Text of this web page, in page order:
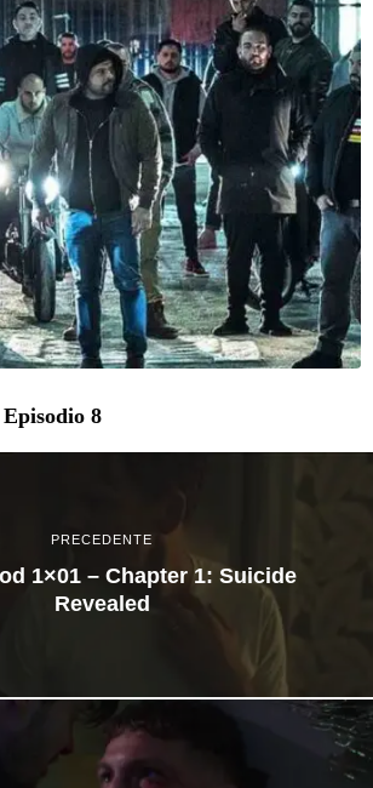
8
PRECEDENTE
1×01 – Chapter 1: Suicide
Revealed